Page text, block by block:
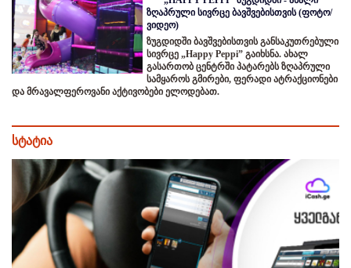
ზღაპრული სივრცე ბავშვებისთვის (ფოტო/
ვიდეო)
ზუგდიდში ბავშვებისთვის განსაკუთრებული
სივრცე „Happy Peppi” გაიხსნა. ახალ
გასართობ ცენტრში პატარებს ზღაპრული
სამყაროს გმირები, ფერადი ატრაქციონები
და მრავალფეროვანი აქტივობები ელოდებათ.
სტატია